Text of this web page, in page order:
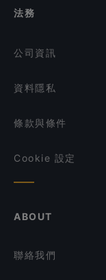
法務
公司資訊
資料隱私
條款與條件
Cookie 設定
ABOUT
聯絡我們